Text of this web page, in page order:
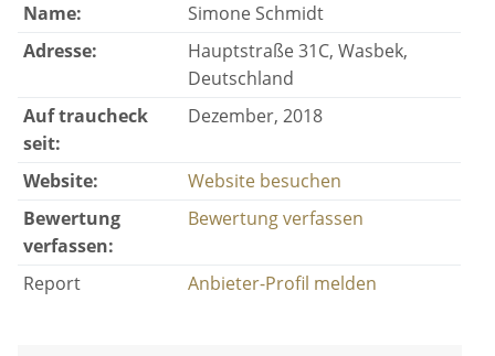
Name:
Simone Schmidt
Adresse:
Hauptstraße 31C, Wasbek,
Deutschland
Auf traucheck
seit:
Dezember, 2018
Website:
Website besuchen
Bewertung
verfassen:
Bewertung verfassen
Report Anbieter-Profil melden